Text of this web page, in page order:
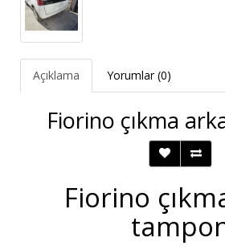
Açıklama Yorumlar (0)
Fiorino çıkma
Fiorino